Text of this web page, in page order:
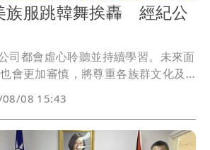
族服跳韓舞挨轟 經紀公
司都會虛心聆聽並持續學習。未來面
會更加審慎，將尊重各族群文化及
08 15:43